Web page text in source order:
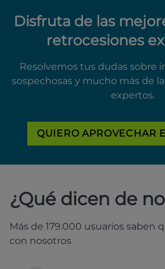
Disfruta de las
retrocesiones
Resolvemos tus dudas sobre
sospechosas y mucho más de
expertos.
QUIERO APROVECHAR
¿Qué dicen de
Más de 179.000 usuarios saben
con nosotros